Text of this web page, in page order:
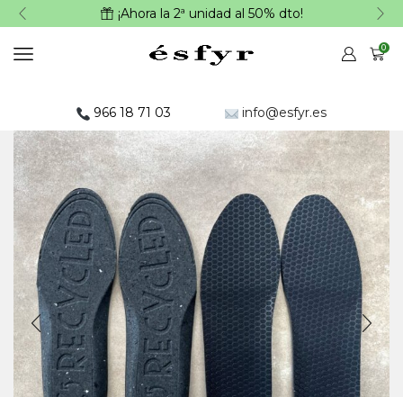
¡Ahora la 2ª unidad al 50% dto!
0
966 18 71 03 info@esfyr.es